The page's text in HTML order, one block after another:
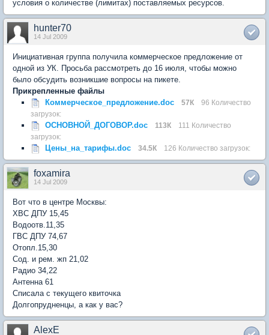
условия о количестве (лимитах) поставляемых ресурсов.
hunter70
14 Jul 2009
Инициативная группа получила коммерческое предложение от
одной из УК. Просьба рассмотреть до 16 июля, чтобы можно
было обсудить возникшие вопросы на пикете.
Прикрепленные файлы
Коммерческое_предложение.doc
57К
96 Количество
загрузок:
ОСНОВНОЙ_ДОГОВОР.doc 113К
111 Количество
загрузок:
Цены_на_тарифы.doc 34.5К 126 Количество загрузок:
foxamira
14 Jul 2009
Вот что в центре Москвы:
ХВС ДПУ 15,45
Водоотв.11,35
ГВС ДПУ 74,67
Отопл.15,30
Сод. и рем. жп 21,02
Радио 34,22
Антенна 61
Списала с текущего квиточка
Долгопрудненцы, а как у вас?
AlexE